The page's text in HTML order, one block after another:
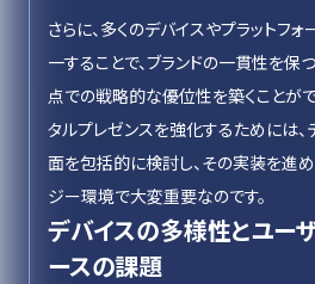
さらに、多くのデバイスやプラットフ
一することで、ブランドの一貫性を保
点での戦略的な優位性を築くことがで
タルプレゼンスを強化するためには
面を包括的に検討し、その実装を進
ジー環境で大変重要なのです。
デバイスの多様性とユー
ースの課題